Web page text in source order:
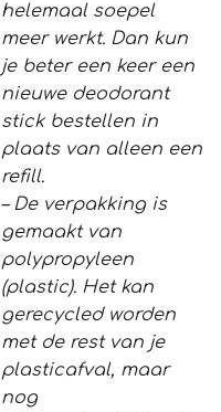
helemaal soepel
meer werkt. Dan kun
je beter een keer een
nieuwe deodorant
stick bestellen in
plaats van alleen een
refill.
– De verpakking is
gemaakt van
polypropyleen
(plastic). Het kan
gerecycled worden
met de rest van je
plasticafval, maar
nog